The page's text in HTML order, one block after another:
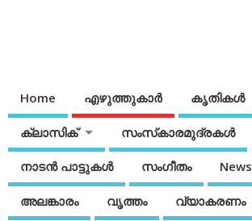
Home എഴുത്തുകാര്‍ കൃതികൾ
ക്ലാസിക് സംസ്‌കാരമുദ്രകള്‍
നാടന്‍ പാട്ടുകള്‍ സംഗീതം News
അലങ്കാരം വൃത്തം വ്യാകരണം